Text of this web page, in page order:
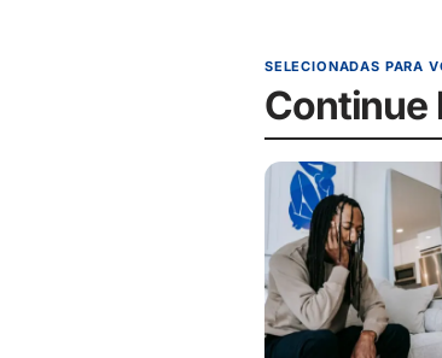
SELECIONADAS PARA
Continue